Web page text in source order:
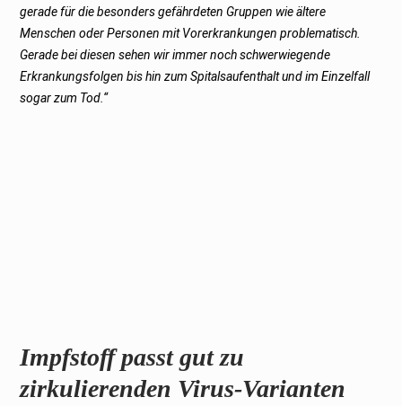
gerade für die besonders gefährdeten Gruppen wie ältere
Menschen oder Personen mit Vorerkrankungen problematisch.
Gerade bei diesen sehen wir immer noch schwerwiegende
Erkrankungsfolgen bis hin zum Spitalsaufenthalt und im Einzelfall
sogar zum Tod.“
Impfstoff passt gut zu
zirkulierenden Virus-Varianten